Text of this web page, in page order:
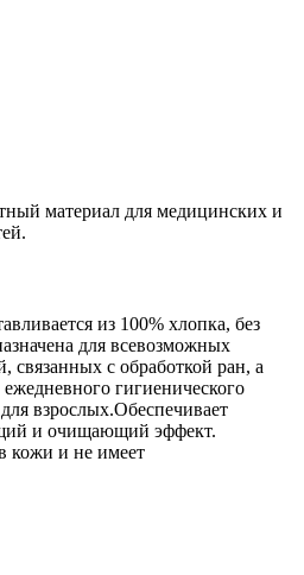
материал для медицинских и
из 100% хлопка, без
для всевозможных
с обработкой ран, а
гигиенического
взрослых.Обеспечивает
и очищающий эффект.
кожи и не имеет